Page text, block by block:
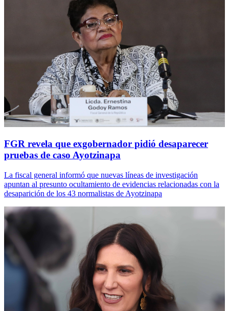
FGR revela que exgobernador pidió desaparecer
pruebas de caso Ayotzinapa
La fiscal general informó que nuevas líneas de investigación
apuntan al presunto ocultamiento de evidencias relacionadas con la
desaparición de los 43 normalistas de Ayotzinapa